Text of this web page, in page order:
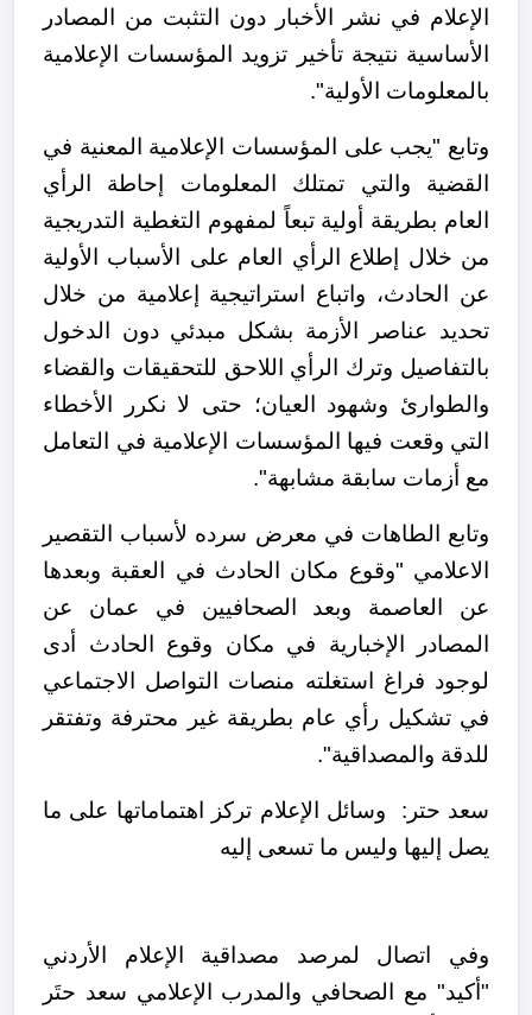
الإعلام في نشر الأخبار دون التثبت من المصادر
الأساسية نتيجة تأخير تزويد المؤسسات الإعلامية
بالمعلومات الأولية".
وتابع "يجب على المؤسسات الإعلامية المعنية في
القضية والتي تمتلك المعلومات إحاطة الرأي
العام بطريقة أولية تبعاً لمفهوم التغطية التدريجية
من خلال إطلاع الرأي العام على الأسباب الأولية
عن الحادث، واتباع استراتيجية إعلامية من خلال
تحديد عناصر الأزمة بشكل مبدئي دون الدخول
بالتفاصيل وترك الرأي اللاحق للتحقيقات والقضاء
والطوارئ وشهود العيان؛
حتى لا نكرر الأخطاء
التي وقعت فيها المؤسسات الإعلامية في التعامل
مع أزمات سابقة مشابهة".
وتابع الطاهات في معرض سرده لأسباب التقصير
الاعلامي "وقوع مكان الحادث في العقبة وبعدها
عن العاصمة وبعد الصحافيين في عمان عن
المصادر الإخبارية في مكان وقوع الحادث أدى
لوجود فراغ استغلته منصات التواصل الاجتماعي
في تشكيل رأي عام بطريقة غير محترفة وتفتقر
للدقة والمصداقية".
سعد حتر: وسائل الإعلام تركز اهتماماتها على ما
يصل إليها وليس ما تسعى إليه
وفي اتصال لمرصد مصداقية الإعلام الأردني
"أكيد" مع الصحافي والمدرب الإعلامي سعد حتَر